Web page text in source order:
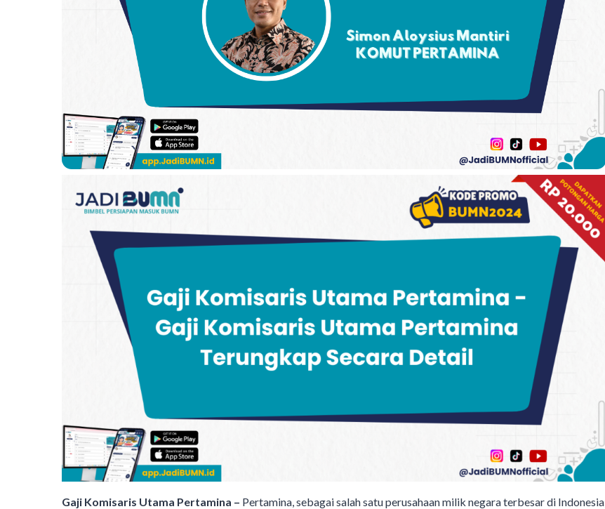
Gaji Komisaris Utama Pertamina – Pertamina, sebagai salah satu perusahaan milik negara terbesar di Indonesia,